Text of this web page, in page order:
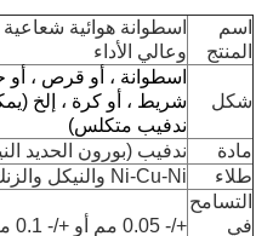
اسم
المنتج
اسطوانة هوائية
وعالي الأداء
شكل
اسطوانة ، أو قرص ، أو
شريط ، أو كرة ، إلخ
ندفيب متكلس)
مادة
ندفيب (بورون الحديد
طلاء
Ni-Cu-Ni والنيكل والزنك والذهب والفضة والنحاس إلخ.
التسامح
في
+/- 0.05 مم أو +/- 0.1 مم